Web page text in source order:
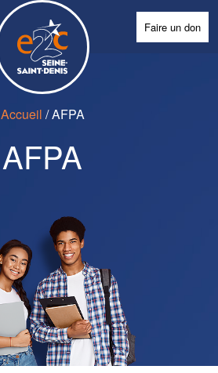
Faire un don
Accueil /AFPA
AFPA